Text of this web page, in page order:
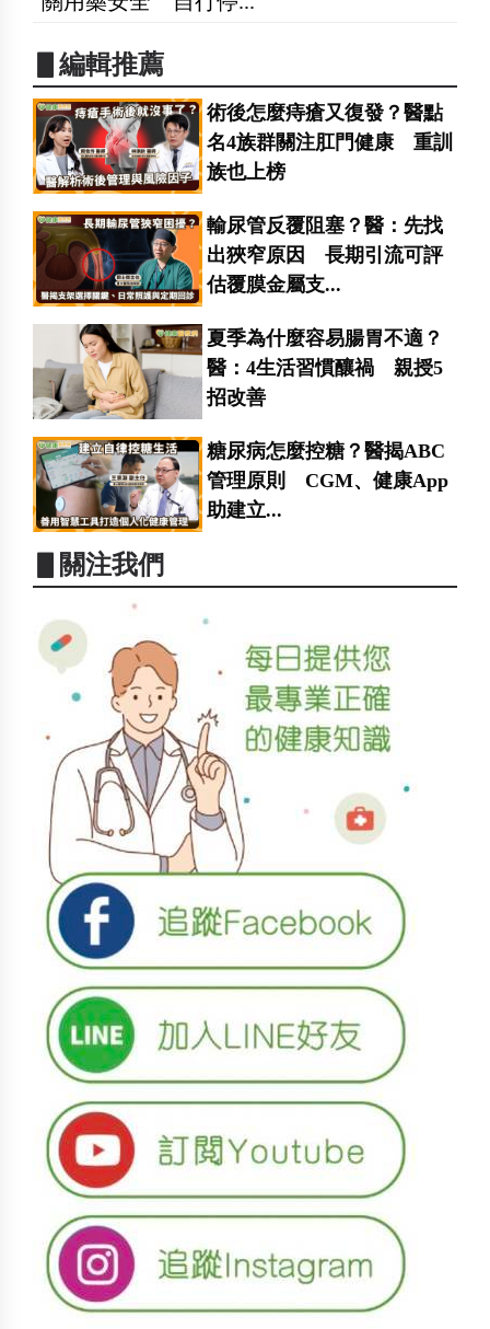
▋編輯推薦
術後怎麼痔瘡又復發？醫點
名4族群關注肛門健康 重訓
族也上榜
輸尿管反覆阻塞？醫：先找
出狹窄原因 長期引流可評
估覆膜金屬支...
夏季為什麼容易腸胃不適？
醫：4生活習慣釀禍 親授5
招改善
糖尿病怎麼控糖？醫揭ABC
管理原則 CGM、健康App
助建立...
▋關注我們